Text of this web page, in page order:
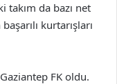
da bazı net
kurtarışları
FK oldu.